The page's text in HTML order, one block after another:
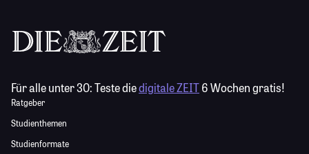
Für alle unter 30:Teste diedigitale ZEIT6 Wochen gratis!
Ratgeber
Studienthemen
Studienformate